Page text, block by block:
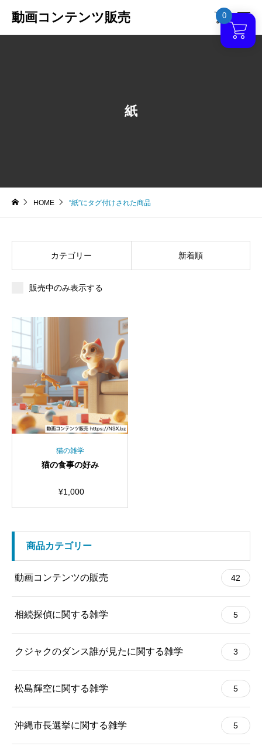
動画コンテンツ販売 
紙
HOME “紙”にタグ付けされた商品
カテゴリー 新着順
販売中のみ表示する
猫の雑学
猫の食事の好み
¥1,000
商品カテゴリー
動画コンテンツの販売 42
相続探偵に関する雑学 5
クジャクのダンス誰が見たに関する雑学 3
松島輝空に関する雑学 5
沖縄市長選挙に関する雑学 5
0